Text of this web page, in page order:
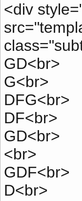
<div
GD<br>
G<br>
DFG<br>
DF<br>
GD<br>
<br>
GDF<br>
D<br>